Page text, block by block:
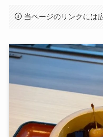
当ページのリンクには